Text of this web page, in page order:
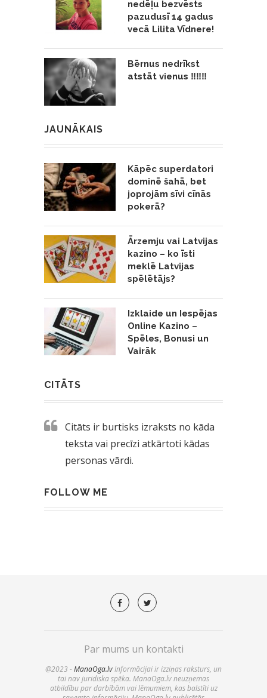
nedēļu bezvēsts
pazudusī 14 gadus
vecā Lilita Vīdnere!
Bērnus nedrīkst
atstāt vienus ‼️‼️‼️
JAUNĀKAIS
Kāpēc superdatori
dominē šahā, bet
joprojām sīvi cīnās
pokerā?
Ārzemju vai Latvijas
kazino – ko īsti
meklē Latvijas
spēlētājs?
Izklaide un Iespējas
Online Kazino –
Spēles, Bonusi un
Vairāk
CITĀTS
Citāts ir burtisks izraksts no kāda
teksta vai precīzi atkārtoti kādas
personas vārdi.
FOLLOW ME
Par mums un kontakti
@2023 - ManaOga.lvInformācijai ir izziņas raksturs, un
tai nav juridiska spēka. ManaOga.lv neuzņemas
atbildību par darbībām vai lēmumiem, kas balstīti uz